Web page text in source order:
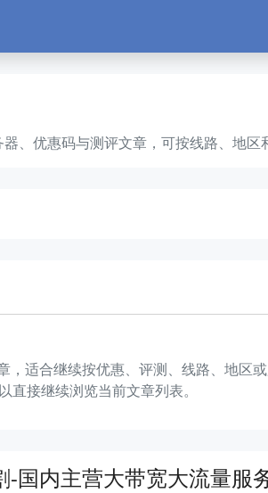
、优惠码与测评文章，可按线路、地区
，适合继续按优惠、评测、线路、地
接继续浏览当前文章列表。
-国内主营大带宽大流量服